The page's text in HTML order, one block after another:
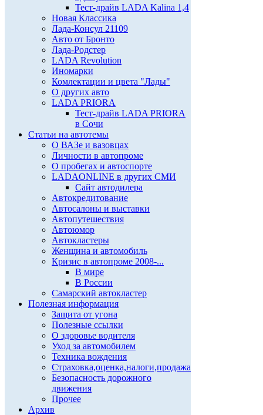
Тест-драйв LADA Kalina 1,4
Новая Классика
Лада-Консул 21109
Авто от Бронто
Лада-Родстер
LADA Revolution
Иномарки
Комлектации и цвета "Лады"
О других авто
LADA PRIORA
Тест-драйв LADA PRIORA
в Сочи
Статьи на автотемы
О ВАЗе и вазовцах
Личности в автопроме
О пробегах и автоспорте
LADAONLINE в других СМИ
Сайт автодилера
Автокредитование
Автосалоны и выставки
Автопутешествия
Автоюмор
Автокластеры
Женщина и автомобиль
Кризис в автопроме 2008-...
В мире
В России
Самарский автокластер
Полезная информация
Защита от угона
Полезные ссылки
О здоровье водителя
Уход за автомобилем
Техника вождения
Страховка,оценка,налоги,продажа
Безопасность дорожного
движения
Прочее
Архив